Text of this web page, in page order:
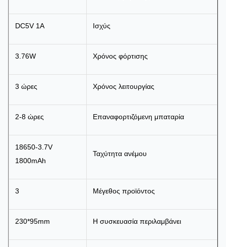
DC5V 1A Ισχύς
3.76W Χρόνος φόρτισης
3 ώρες Χρόνος λειτουργίας
2-8 ώρες Επαναφορτιζόμενη μπαταρία
18650-3.7V
1800mAh
Ταχύτητα ανέμου
3 Μέγεθος προϊόντος
230*95mm Η συσκευασία περιλαμβάνει